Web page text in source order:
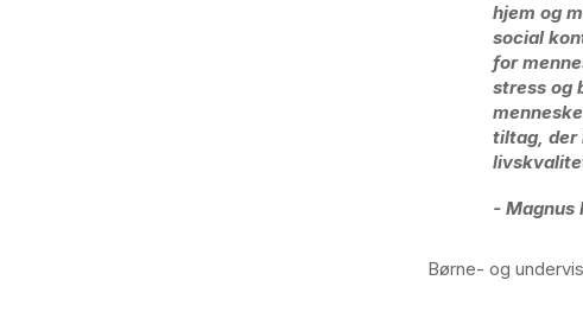
hjem og
social
for
stress og
tiltag, der
- Magnus
Børne- og